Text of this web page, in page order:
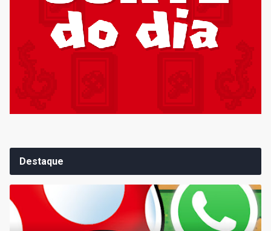
Destaque